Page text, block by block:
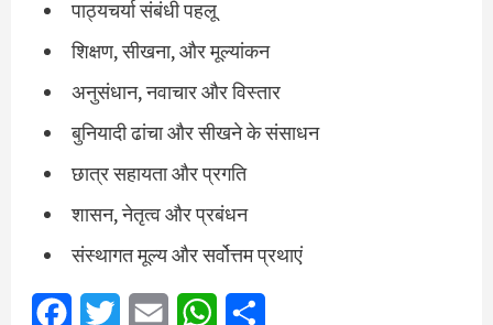
पाठ्यचर्या संबंधी पहलू
शिक्षण, सीखना, और मूल्यांकन
अनुसंधान, नवाचार और विस्तार
बुनियादी ढांचा और सीखने के संसाधन
छात्र सहायता और प्रगति
शासन, नेतृत्व और प्रबंधन
संस्थागत मूल्य और सर्वोत्तम प्रथाएं
FacebookTwitter Email WhatsApp